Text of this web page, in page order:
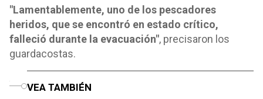
"Lamentablemente, uno de los pescadores
heridos, que se encontró en estado crítico,
falleció durante la evacuación", precisaron los
guardacostas.
VEA TAMBIÉN